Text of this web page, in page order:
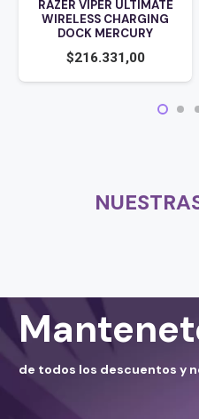
ULTIMATE
CHARGING
MERCURY
GAMER
WHITE
de todos los descuentos y